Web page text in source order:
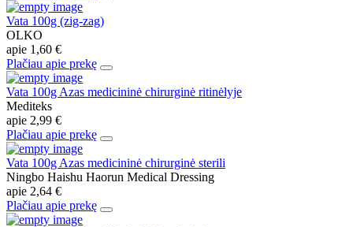
Vata 100g (zig-zag)
OLKO
apie 1,60 €
Plačiau apie prekę
Vata 100g Azas medicininė chirurginė ritinėlyje
Mediteks
apie 2,99 €
Plačiau apie prekę
Vata 100g Azas medicininė chirurginė sterili
Ningbo Haishu Haorun Medical Dressing
apie 2,64 €
Plačiau apie prekę